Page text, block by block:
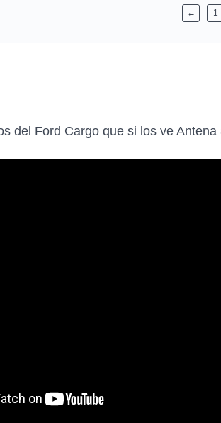
← 1
del Ford Cargo que si los ve